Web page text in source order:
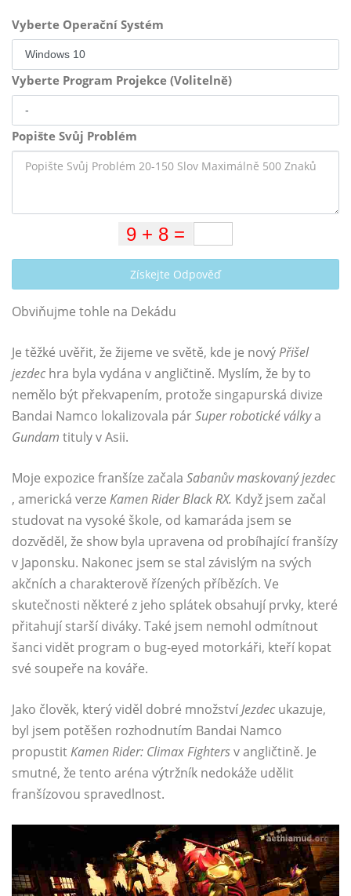
Vyberte Operační Systém
Vyberte Program Projekce (Volitelně)
Popište Svůj Problém
Získejte Odpověď
Obviňujme tohle na Dekádu
Je těžké uvěřit, že žijeme ve světě, kde je novýPřišel
jezdec hra byla vydána v angličtině. Myslím, že by to
nemělo být překvapením, protože singapurská divize
Bandai Namco lokalizovala párSuper robotické válkya
Gundam tituly v Asii.
Moje expozice franšíze začala Sabanův maskovaný jezdec
, americká verze Kamen Rider Black RX. Když jsem začal
studovat na vysoké škole, od kamaráda jsem se
dozvěděl, že show byla upravena od probíhající franšízy
v Japonsku. Nakonec jsem se stal závislým na svých
akčních a charakterově řízených příbězích. Ve
skutečnosti některé z jeho splátek obsahují prvky, které
přitahují starší diváky. Také jsem nemohl odmítnout
šanci vidět program o bug-eyed motorkáři, kteří kopat
své soupeře na kováře.
Jako člověk, který viděl dobré množstvíJezdec ukazuje,
byl jsem potěšen rozhodnutím Bandai Namco
propustitKamen Rider: Climax Fightersv angličtině. Je
smutné, že tento aréna výtržník nedokáže udělit
franšízovou spravedlnost.